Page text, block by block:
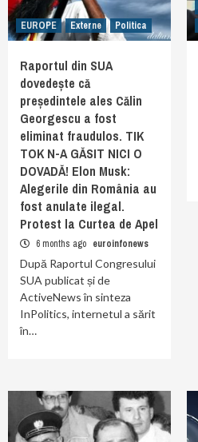
EUROPE Externe Politica
Raportul din SUA
dovedește că
președintele ales Călin
Georgescu a fost
eliminat fraudulos. TIK
TOK N-A GĂSIT NICI O
DOVADĂ! Elon Musk:
Alegerile din România au
fost anulate ilegal.
Protest la Curtea de Apel
6 months ago euroinfonews
După Raportul Congresului
SUA publicat și de
ActiveNews în sinteza
InPolitics, internetul a sărit
în…